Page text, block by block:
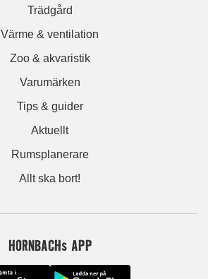
Trädgård
Värme & ventilation
Zoo & akvaristik
Varumärken
Tips & guider
Aktuellt
Rumsplanerare
Allt ska bort!
HORNBACHs APP